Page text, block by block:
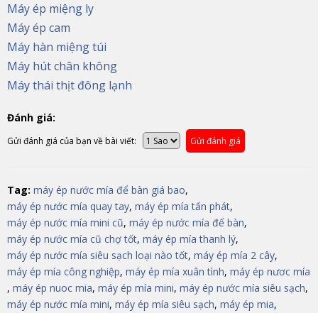
Máy ép miệng ly
Máy ép cam
Máy hàn miệng túi
Máy hút chân không
Máy thái thịt đông lạnh
Đánh giá:
Gửi đánh giá của bạn về bài viết: Gửi đánh giá
Tag: máy ép nước mía để bàn giá bao,
máy ép nước mía quay tay, máy ép mía tấn phát,
máy ép nước mía mini cũ, máy ép nước mía để bàn,
máy ép nước mía cũ chợ tốt, máy ép mía thanh lý,
máy ép nước mía siêu sạch loại nào tốt, máy ép mía 2 cây,
máy ép mía công nghiệp, máy ép mía xuân tình, máy ép nươc mía
, máy ép nuoc mia, máy ép mía mini, máy ép nước mía siêu sạch,
máy ép nước mía mini, máy ép mía siêu sạch, máy ép mia,